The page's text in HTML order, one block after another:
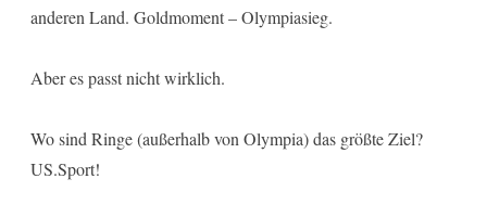
anderen Land. Goldmoment – Olympiasieg.
Aber es passt nicht wirklich.
Wo sind Ringe (außerhalb von Olympia) das größte Ziel?
US.Sport!